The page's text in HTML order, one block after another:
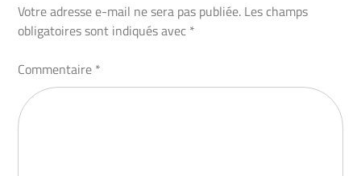
Votre adresse e-mail ne sera pas publiée. Les champs
obligatoires sont indiqués avec *
Commentaire *